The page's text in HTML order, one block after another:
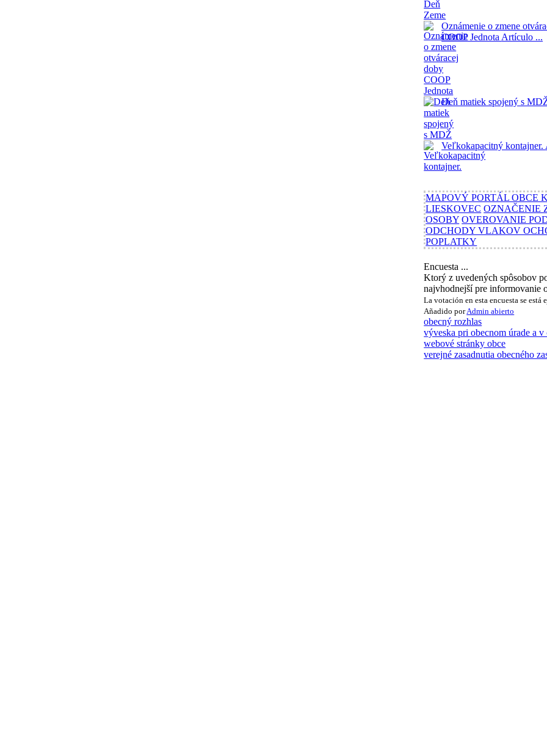
Oznámenie o zmene
COOP Jednota Artículo ...
Deň matiek spojený s
Veľkokapacitný kontajner.
MAPOVÝ PORTÁL OBCE
LIESKOVEC OZNAČENIE
OSOBY OVEROVANIE
ODCHODY VLAKOV
POPLATKY
Encuesta ...
Ktorý z uvedených spôsobov
najvhodnejší pre informovanie
La votación en esta encuesta se está
Añadido porAdminabierto
obecný rozhlas
výveska pri obecnom úrade a v
webové stránky obce
verejné zasadnutia obecného